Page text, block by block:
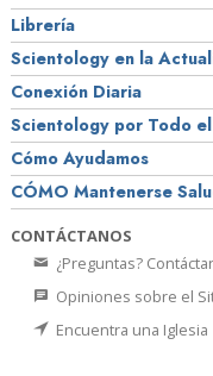
Librería
Scientology en la
Conexión Diaria
Scientology por Todo
Cómo Ayudamos
CÓMO Mantenerse
CONTÁCTANOS
¿Preguntas?
Opiniones sobre el
Encuentra una Iglesia